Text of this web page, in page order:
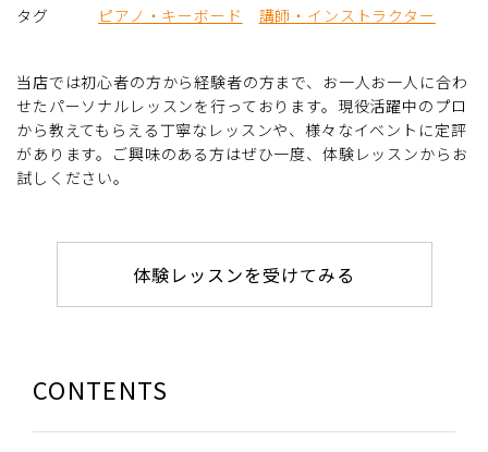
タグ
ピアノ・キーボード 講師・インストラクター
当店では初心者の方から経験者の方まで、お一人お一人に合わ
せたパーソナルレッスンを行っております。現役活躍中のプロ
から教えてもらえる丁寧なレッスンや、様々なイベントに定評
があります。ご興味のある方はぜひ一度、体験レッスンからお
試しください。
体験レッスンを受けてみる
CONTENTS